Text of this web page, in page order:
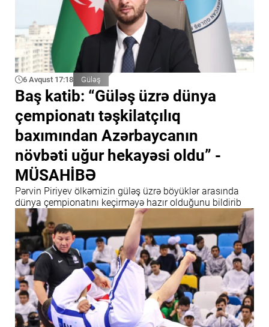
6 Avqust 17:18 Güləş
Baş katib: “Güləş üzrə dünya
çempionatı təşkilatçılıq
baxımından Azərbaycanın
növbəti uğur hekayəsi oldu” -
MÜSAHİBƏ
Pərvin Piriyev ölkəmizin güləş üzrə böyüklər arasında
dünya çempionatını keçirməyə hazır olduğunu bildirib